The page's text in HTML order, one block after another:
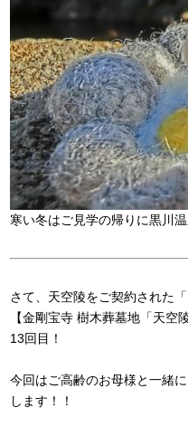
寒い冬はご見学の帰りに黒川
さて、天空陵をご契約された
【金剛宝寺 樹木葬墓地「天
13回目！
今回はご高齢のお母様と一緒
します！！